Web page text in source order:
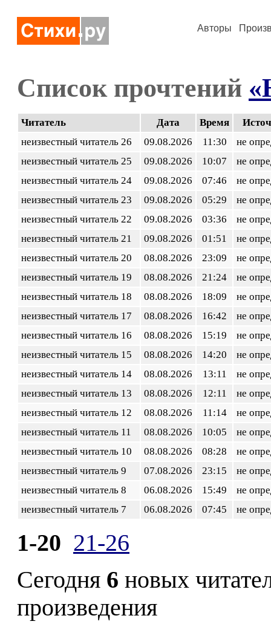
Авторы
Список прочтений
Читатель Дата Время
неизвестный читатель 26
09.08.2026 11:30
не
неизвестный читатель 25
09.08.2026 10:07
не
неизвестный читатель 24
09.08.2026 07:46
не
неизвестный читатель 23
09.08.2026 05:29
не
неизвестный читатель 22
09.08.2026 03:36
не
неизвестный читатель 21
09.08.2026 01:51
не
неизвестный читатель 20
08.08.2026 23:09
не
неизвестный читатель 19
08.08.2026 21:24
не
неизвестный читатель 18
08.08.2026 18:09
не
неизвестный читатель 17
08.08.2026 16:42
не
неизвестный читатель 16
08.08.2026 15:19
не
неизвестный читатель 15
08.08.2026 14:20
не
неизвестный читатель 14
08.08.2026 13:11
не
неизвестный читатель 13
08.08.2026 12:11
не
неизвестный читатель 12
08.08.2026 11:14
не
неизвестный читатель 11
08.08.2026 10:05
не
неизвестный читатель 10
08.08.2026 08:28
не
неизвестный читатель 9
07.08.2026 23:15
не
неизвестный читатель 8
06.08.2026 15:49
не
неизвестный читатель 7
06.08.2026 07:45 не
1-20 21-26
Сегодня 6 новых
произведения